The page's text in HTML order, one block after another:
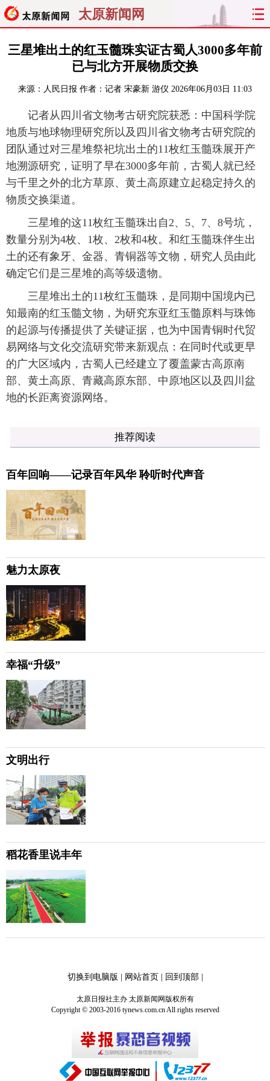
太原新闻网
首页 聚焦 太原 山西
关注 文明
旅游 理财 政务 教育
看天下 晋月读 最太原 网罗民生
太原日报
三星堆出土的红玉髓珠实证古蜀人3000多年前
已与北方开展物质交换
来源： 人民日报 作者：记者 宋豪新 游仪 2026年06月03日 11:03
记者从四川省文物考古研究院获悉：中国科学院
地质与地球物理研究所以及四川省文物考古研究院的
团队通过对三星堆祭祀坑出土的11枚红玉髓珠展开产
地溯源研究，证明了早在3000多年前，古蜀人就已经
与千里之外的北方草原、黄土高原建立起稳定持久的
物质交换渠道。
三星堆的这11枚红玉髓珠出自2、5、7、8号坑，
数量分别为4枚、1枚、2枚和4枚。和红玉髓珠伴生出
土的还有象牙、金器、青铜器等文物，研究人员由此
确定它们是三星堆的高等级遗物。
三星堆出土的11枚红玉髓珠，是同期中国境内已
知最南的红玉髓文物，为研究东亚红玉髓原料与珠饰
的起源与传播提供了关键证据，也为中国青铜时代贸
易网络与文化交流研究带来新观点：在同时代或更早
的广大区域内，古蜀人已经建立了覆盖蒙古高原南
部、黄土高原、青藏高原东部、中原地区以及四川盆
地的长距离资源网络。
推荐阅读
百年回响——记录百年风华 聆听时代声音
魅力太原夜
幸福“升级”
文明出行
稻花香里说丰年
切换到电脑版 | 网站首页| 回到顶部|
太原日报社主办 太原新闻网版权所有
Copyright © 2003-2016 tynews.com.cn All rights reserved